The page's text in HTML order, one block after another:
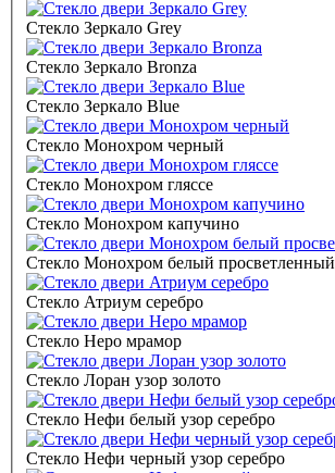
Стекло Зеркало Grey
Стекло Зеркало Bronza
Стекло Зеркало Blue
Стекло Монохром черный
Стекло Монохром гляссе
Стекло Монохром капучино
Стекло Монохром белый просветленный
Стекло Атриум серебро
Стекло Неро мрамор
Стекло Лоран узор золото
Стекло Нефи белый узор серебро
Стекло Нефи черный узор серебро